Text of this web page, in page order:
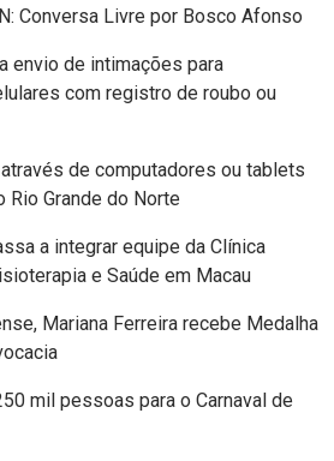
Conversa Livre por Bosco Afonso
envio de intimações para
com registro de roubo ou
de computadores ou tablets
Rio Grande do Norte
a integrar equipe da Clínica
e Saúde em Macau
Mariana Ferreira recebe Medalha
mil pessoas para o Carnaval de